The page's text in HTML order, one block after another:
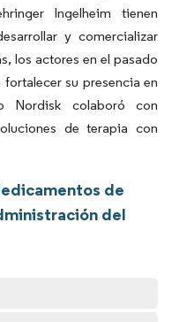
Ingelheim tienen
y comercializar
los actores en el pasado
su presencia en
Nordisk colaboró con
de terapia con
de
del